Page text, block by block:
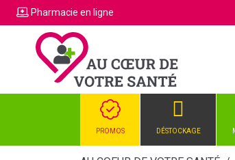
Pharmacie en ligne
PROMOS DÉSTOCKAGE